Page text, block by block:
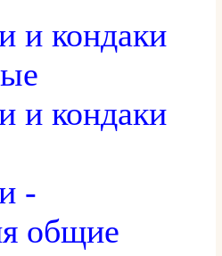
и кондаки
и кондаки
-
общие